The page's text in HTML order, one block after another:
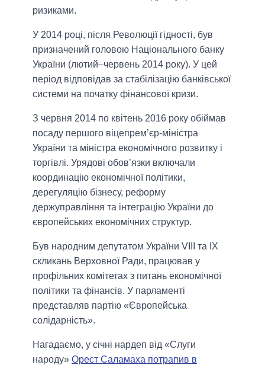
ризиками.
У 2014 році, після Революції гідності, був
призначений головою Національного банку
України (лютий–червень 2014 року). У цей
період відповідав за стабілізацію банківської
системи на початку фінансової кризи.
З червня 2014 по квітень 2016 року обіймав
посаду першого віцепрем’єр-міністра
України та міністра економічного розвитку і
торгівлі. Урядові обов’язки включали
координацію економічної політики,
дерегуляцію бізнесу, реформу
держуправління та інтеграцію України до
європейських економічних структур.
Був народним депутатом України VIII та IX
скликань Верховної Ради, працював у
профільних комітетах з питань економічної
політики та фінансів. У парламенті
представляв партію «Європейська
солідарність».
Нагадаємо, у січні нардеп від «Слуги
народу» Орест Саламаха потрапив в